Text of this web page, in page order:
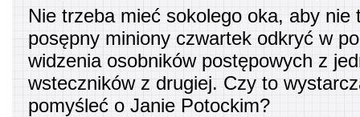
Nie trzeba mieć sokolego oka, aby nie
posępny miniony czwartek odkryć w
widzenia osobników postępowych z
wsteczników z drugiej. Czy to
pomyśleć o Janie Potockim?